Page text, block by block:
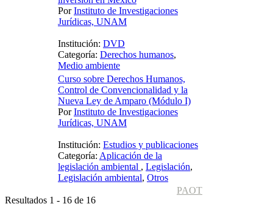
PorInstituto de Investigaciones
Jurídicas, UNAM
Institución: DVD
Categoría: Derechos humanos,
Medio ambiente
Curso sobre Derechos Humanos,
Control de Convencionalidad y la
Nueva Ley de Amparo (Módulo I)
PorInstituto de Investigaciones
Jurídicas, UNAM
Institución: Estudios y publicaciones
Categoría: Aplicación de la
legislación ambiental , Legislación,
Legislación ambiental, Otros
PAOT
Resultados 1 - 16 de 16